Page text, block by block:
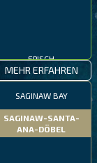
MEHR ERFAHREN
SAGINAW BAY
SAGINAW-SANTA-
ANA-DÖBEL